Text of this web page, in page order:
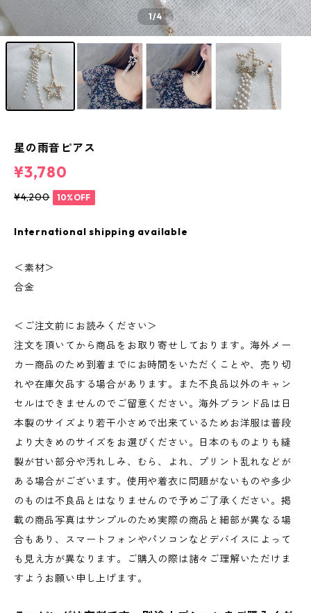
1/4
星の雨音ピアス
¥3,780
¥4,200 10%OFF
International shipping available
＜素材＞
合金
＜ご注文前にお読みください＞
注文を頂いてから商品をお取り寄せしております。海外メー
カー商品のため到着までにお時間をいただくことや、売り切
れや在庫欠品する場合があります。また不良品以外のキャン
セルはできませんのでご留意ください。海外ブランド品は日
本製のサイズより若干小さめで出来ているためお洋服は普段
より大きめのサイズをお選びください。日本のものよりも縫
製が甘い部分や汚れしみ、むら、よれ、プリント乱れなどが
ある場合がございます。使用や着衣に問題がないものや多少
のものは不良品とはなりませんので予めご了承ください。掲
載の商品写真はサンプルのため実際の商品と細部が異なる場
合もあり、スマートフォンやパソコンなどデバイスによって
も見え方が異なります。ご購入の際は諸々ご理解いただけま
すようお願い申し上げます。